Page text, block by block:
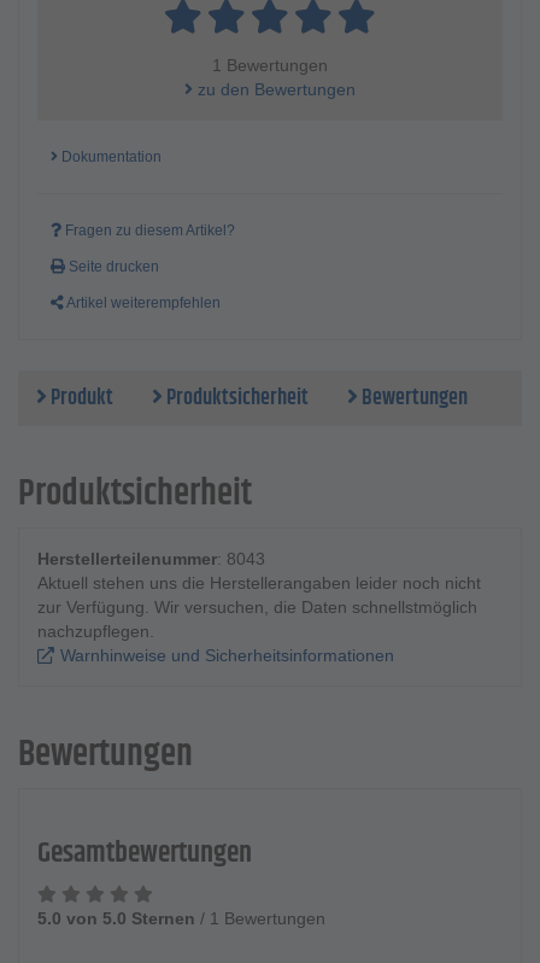
1 Bewertungen
zu den Bewertungen
Dokumentation
Fragen zu diesem Artikel?
Seite drucken
Artikel weiterempfehlen
Produkt Produktsicherheit Bewertungen
Produktsicherheit
Herstellerteilenummer: 8043
Aktuell stehen uns die Herstellerangaben leider noch nicht
zur Verfügung. Wir versuchen, die Daten schnellstmöglich
nachzupflegen.
Warnhinweise und Sicherheitsinformationen
Bewertungen
Gesamtbewertungen
5.0 von 5.0 Sternen / 1 Bewertungen